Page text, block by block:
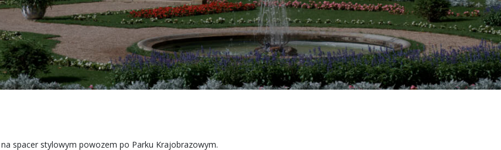
spacer stylowym powozem po Parku Krajobrazowym.